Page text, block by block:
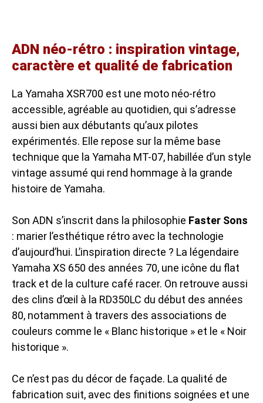
ADN néo-rétro : inspiration vintage,
caractère et qualité de fabrication
La Yamaha XSR700 est une moto néo-rétro
accessible, agréable au quotidien, qui s’adresse
aussi bien aux débutants qu’aux pilotes
expérimentés. Elle repose sur la même base
technique que la Yamaha MT-07, habillée d’un style
vintage assumé qui rend hommage à la grande
histoire de Yamaha.
Son ADN s’inscrit dans la philosophie Faster Sons
: marier l’esthétique rétro avec la technologie
d’aujourd’hui. L’inspiration directe ? La légendaire
Yamaha XS 650 des années 70, une icône du flat
track et de la culture café racer. On retrouve aussi
des clins d’œil à la RD350LC du début des années
80, notamment à travers des associations de
couleurs comme le « Blanc historique » et le « Noir
historique ».
Ce n’est pas du décor de façade. La qualité de
fabrication suit, avec des finitions soignées et une